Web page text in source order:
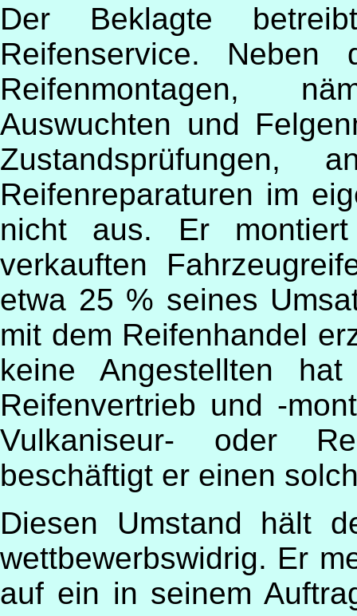
Der Beklagte
Reifenservice.
Reifenmontagen,
Auswuchten und
Reifenreparaturen im
nicht aus. Er
verkauften
etwa 25 % seines
mit dem Reifenhandel
keine Angestellten
Reifenvertrieb und -
Vulkaniseur- oder
beschäftigt er einen
Diesen Umstand hält
wettbewerbswidrig. Er
auf ein in seinem